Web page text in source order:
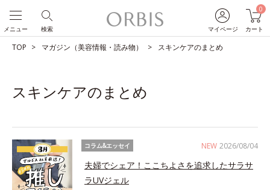
マイページ
0
カート
検索
メニュー
TOP マガジン（美容情報・読み物） スキンケアのまとめ
スキンケアのまとめ
NEW 2026/08/04
コラム&エッセイ
夫婦でシェア！ここちよさを追求したサラサ
ラUVジェル